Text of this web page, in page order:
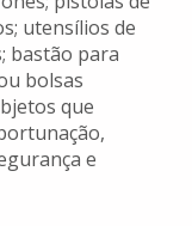
utensílios de
bastão para
bolsas
que
e